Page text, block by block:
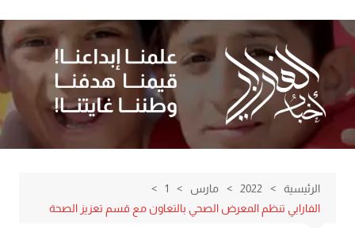
إلى
المحتوى
الرئيسية 2022 مارس
1
الفارابي تنظم المعرض الصحي بالتعاون مع قسم تعزيز الصحة